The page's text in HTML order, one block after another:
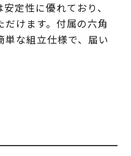
定性に優れており、
けます。付属の六角
単な組立仕様で、届い